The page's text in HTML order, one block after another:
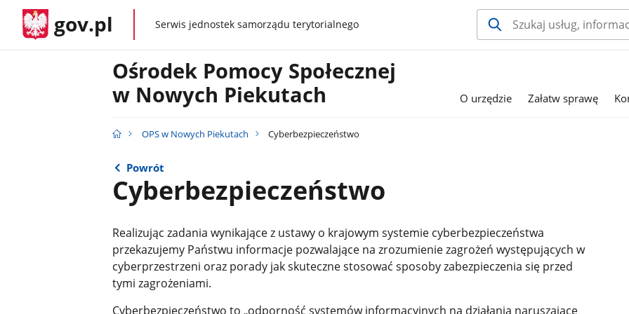
gov.pl gov.plSerwis jednostek samorządu terytorialnego
Ośrodek Pomocy Społecznej
w Nowych Piekutach
O urzędzie Załatw sprawę
OPS w Nowych Piekutach Cyberbezpieczeństwo
Powrót
Cyberbezpieczeństwo
Realizując zadania wynikające z ustawy o krajowym systemie cyberbezpieczeństwa
przekazujemy Państwu informacje pozwalające na zrozumienie zagrożeń występujących w
cyberprzestrzeni oraz porady jak skuteczne stosować sposoby zabezpieczenia się przed
tymi zagrożeniami.
Cyberbezpieczeństwo to „odporność systemów informacyjnych na działania naruszające